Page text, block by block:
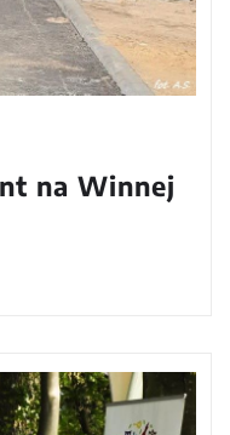
na Winnej